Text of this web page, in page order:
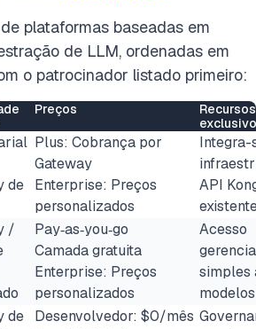
plataformas baseadas em
de LLM, ordenadas em
o patrocinador listado primeiro:
Preços
Recursos
de
Plus: Cobrança por
Gateway
Enterprise: Preços
personalizados
Integra-
API
/
Pay‑as‑you‑go
Camada gratuita
Enterprise: Preços
personalizados
Acesso
simples
modelos
de
Desenvolvedor: $0/mês